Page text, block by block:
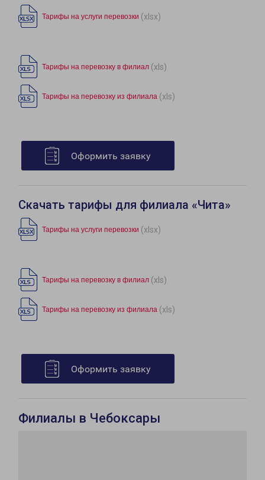
Тарифы на услуги перевозки (xlsx)
Тарифы на перевозку в филиал (xls)
Тарифы на перевозку из филиала (xls)
Оформить заявку
Скачать тарифы для филиала «Чита»
Тарифы на услуги перевозки (xlsx)
Тарифы на перевозку в филиал (xls)
Тарифы на перевозку из филиала (xls)
Оформить заявку
Филиалы в Чебоксары